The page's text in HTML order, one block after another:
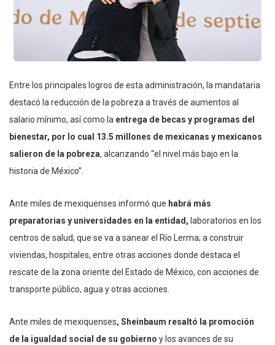
Entre los principales logros de esta administración, la mandataria
destacó la reducción de la pobreza a través de aumentos al
salario mínimo, así como la entrega de becas y programas del
bienestar, por lo cual 13.5 millones de mexicanas y mexicanos
salieron de la pobreza, alcanzando “el nivel más bajo en la
historia de México”.
Ante miles de mexiquenses informó que habrá más
preparatorias y universidades en la entidad, laboratorios en los
centros de salud; que se va a sanear el Río Lerma; a construir
viviendas, hospitales, entre otras acciones donde destaca el
rescate de la zona oriente del Estado de México, con acciones de
transporte público, agua y otras acciones.
Ante miles de mexiquenses, Sheinbaum resaltó la promoción
de la igualdad social de su gobierno y los avances de su